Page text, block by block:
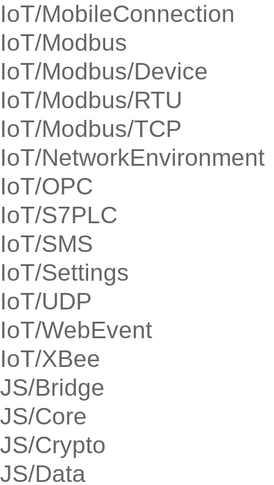
IoT/MobileConnection
IoT/Modbus
IoT/Modbus/Device
IoT/Modbus/RTU
IoT/Modbus/TCP
IoT/NetworkEnvironment
IoT/OPC
IoT/S7PLC
IoT/SMS
IoT/Settings
IoT/UDP
IoT/WebEvent
IoT/XBee
JS/Bridge
JS/Core
JS/Crypto
JS/Data